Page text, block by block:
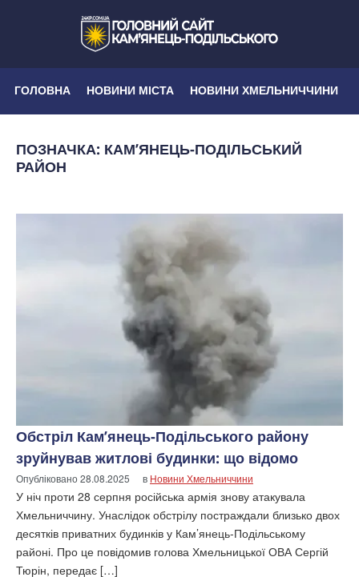
ГОЛОВНА НОВИНИ МІСТА НОВИНИ ХМЕЛЬНИЧЧИНИ
ПОЗНАЧКА: КАМ’ЯНЕЦЬ-ПОДІЛЬСЬКИЙ
РАЙОН
Обстріл Кам’янець-Подільського району
зруйнував житлові будинки: що відомо
Опубліковано28.08.2025 в Новини Хмельниччини
У ніч проти 28 серпня російська армія знову атакувала
Хмельниччину. Унаслідок обстрілу постраждали близько двох
десятків приватних будинків у Кам’янець-Подільському
районі. Про це повідомив голова Хмельницької ОВА Сергій
Тюрін, передає […]